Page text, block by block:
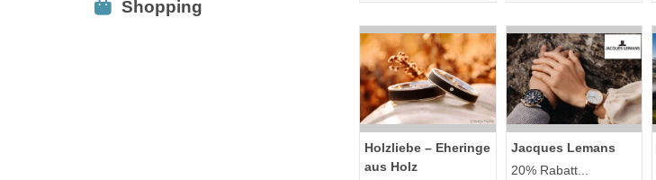
Shopping
Holzliebe – Eheringe
aus Holz
Jacques Lemans
20% Rabatt...